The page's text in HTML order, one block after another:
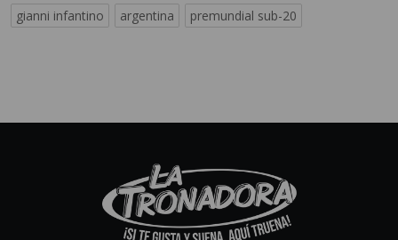
gianni infantino
argentina premundial sub-20